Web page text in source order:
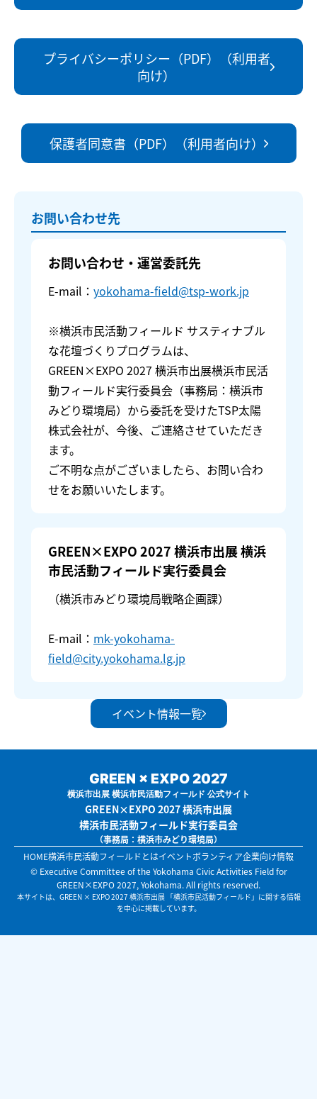
プライバシーポリシー（PDF）（利用者
向け）
保護者同意書（PDF）（利用者向け）
お問い合わせ先
お問い合わせ・運営委託先
E-mail： yokohama-field@tsp-work.jp
※横浜市民活動フィールド サスティナブル
な花壇づくりプログラムは、
GREEN×EXPO 2027 横浜市出展横浜市民活
動フィールド実行委員会（事務局：横浜市
みどり環境局）から委託を受けたTSP太陽
株式会社が、今後、ご連絡させていただき
ます。
ご不明な点がございましたら、お問い合わ
せをお願いいたします。
GREEN×EXPO 2027 横浜市出展 横浜
市民活動フィールド実行委員会
（横浜市みどり環境局戦略企画課）
E-mail： mk-yokohama-
field@city.yokohama.lg.jp
イベント情報一覧
GREEN × EXPO 2027
横浜市出展 横浜市民活動フィールド 公式サイト
GREEN×EXPO 2027 横浜市出展
横浜市民活動フィールド実行委員会
（事務局：横浜市みどり環境局）
HOME横浜市民活動フィールドとはイベントボランティア企業向け情報
© Executive Committee of the Yokohama Civic Activities Field for
GREEN×EXPO 2027, Yokohama. All rights reserved.
本サイトは、GREEN × EXPO 2027 横浜市出展 「横浜市民活動フィールド」に関する情報
を中心に掲載しています。